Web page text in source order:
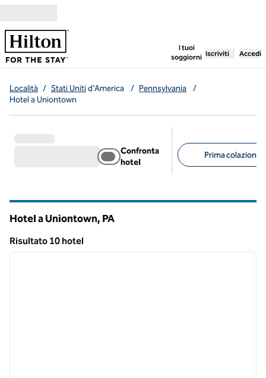
I tuoi
soggiorni
, apre una
Iscriviti Accedi
Località / Stati Unitid'America / Pennsylvania
/
Hotel a Uniontown
Confronta
hotel
Prima colazione
Hotel a Uniontown, PA
Risultato 10 hotel
Risultato 10 hotel
1 di 12